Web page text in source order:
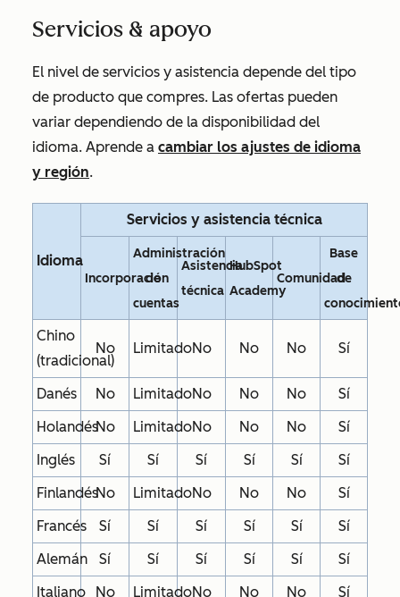
Servicios & apoyo
El nivel de servicios y asistencia depende del tipo
de producto que compres. Las ofertas pueden
variar dependiendo de la disponibilidad del
idioma. Aprende a cambiar los ajustes de idioma
y región.
Idioma
Servicios y asistencia técnica
Incorporación
Administración
de
cuentas
Asistencia
técnica
HubSpot
Academy
Comunidad
Base
de
Chino
(tradicional)
No LimitadoNo No No Sí
Danés No LimitadoNo No No
Sí
HolandésNo LimitadoNo No No
Sí
Inglés
Sí Sí Sí Sí Sí
Sí
FinlandésNo LimitadoNo No No
Sí
Francés
Sí Sí Sí Sí Sí
Sí
Alemán
Sí Sí Sí Sí Sí
Sí
Italiano
No LimitadoNo No No Sí